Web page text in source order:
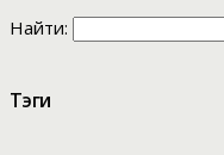
Найти:
Тэги